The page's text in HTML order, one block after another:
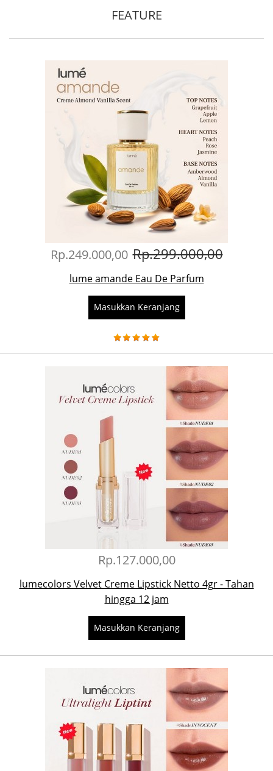
FEATURE
Rp.249.000,00 Rp.299.000,00
lume amande Eau De Parfum
Masukkan Keranjang
Rp.127.000,00
lumecolors Velvet Creme Lipstick Netto 4gr - Tahan
hingga 12 jam
Masukkan Keranjang